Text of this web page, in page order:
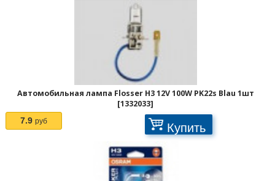
Автомобильная лампа Flosser H3 12V 100W PK22s Blau 1шт
[1332033]
7.9 руб Купить